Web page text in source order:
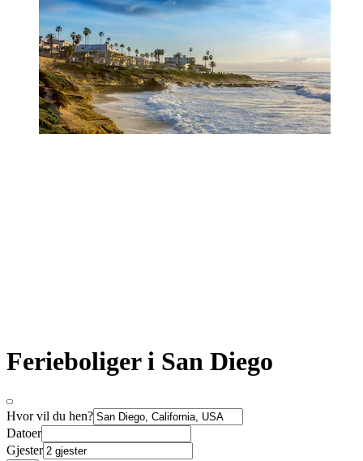
Ferieboliger i San Diego
Hvor vil du hen?
Datoer
Gjester